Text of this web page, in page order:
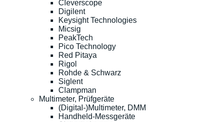
Cleverscope
Digilent
Keysight Technologies
Micsig
PeakTech
Pico Technology
Red Pitaya
Rigol
Rohde & Schwarz
Siglent
Clampman
Multimeter, Prüfgeräte
(Digital-)Multimeter, DMM
Handheld-Messgeräte